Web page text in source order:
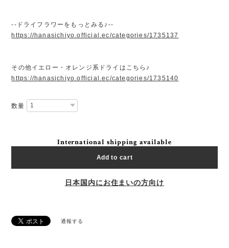
--ドライフラワーをもっとみる♪--
https://hanasichiyo.official.ec/categories/1735137
その他イエロー・オレンジ系ドライはこちら♪
https://hanasichiyo.official.ec/categories/1735140
数量
International shipping available
Add to cart
日本国内にお住まいの方向け
通報する